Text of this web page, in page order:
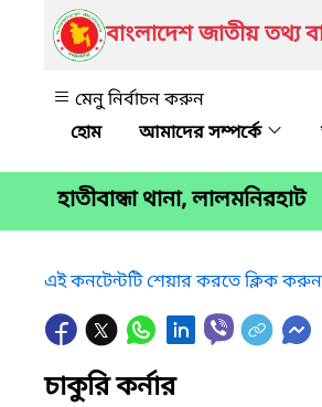
বাংলাদেশ জাতীয় তথ্য
মেনু নির্বাচন করুন
আমাদের সম্পর্কে
হাতীবান্ধা থানা, লালমনিরহাট
এই কনটেন্টটি শেয়ার করতে ক্লিক করুন
চাকুরি কর্নার